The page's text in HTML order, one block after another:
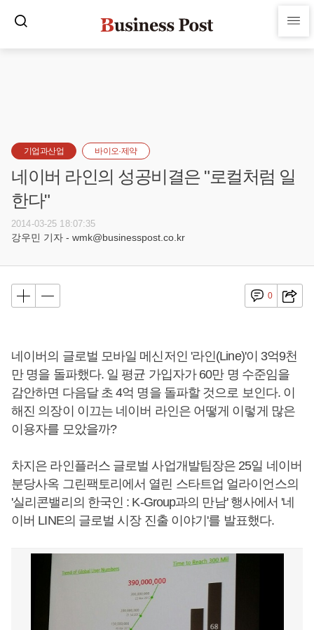
기업과산업 바이오·제약
네이버 라인의 성공비결은 "로컬처럼 일
한다"
2014-03-25 18:07:35
강우민 기자 - wmk@businesspost.co.kr
0
네이버의 글로벌 모바일 메신저인 '라인(Line)'이 3억9천
만 명을 돌파했다. 일 평균 가입자가 60만 명 수준임을
감안하면 다음달 초 4억 명을 돌파할 것으로 보인다. 이
해진 의장이 이끄는 네이버 라인은 어떻게 이렇게 많은
이용자를 모았을까?
차지은 라인플러스 글로벌 사업개발팀장은 25일 네이버
분당사옥 그린팩토리에서 열린 스타트업 얼라이언스의
'실리콘밸리의 한국인 : K-Group과의 만남' 행사에서 '네
이버 LINE의 글로벌 시장 진출 이야기'를 발표했다.